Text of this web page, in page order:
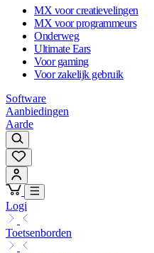
MX voor creatievelingen
MX voor programmeurs
Onderweg
Ultimate Ears
Voor gaming
Voor zakelijk gebruik
Software
Aanbiedingen
Aarde
Logi
Toetsenborden